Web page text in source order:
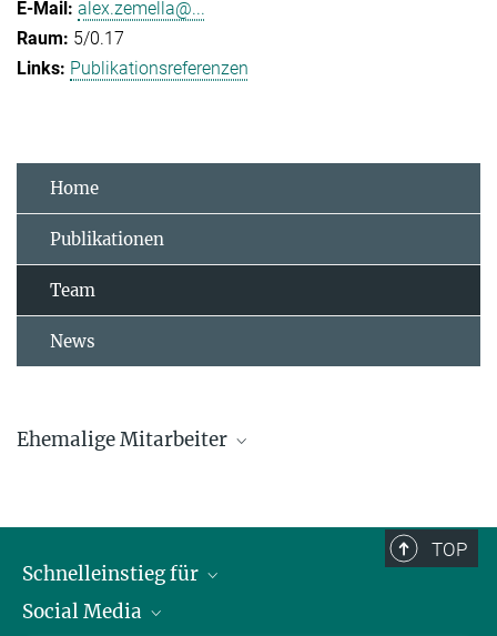
alex.zemella@...
5/0.17
Publikationsreferenzen
Home
Publikationen
Team
News
Ehemalige Mitarbeiter
Jelena.Belojevic@...
Luke Eberhard-Hertel
TOP
Schnelleinstieg für
Journalist*innen
Social Media